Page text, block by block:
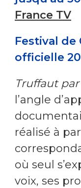
France TV
Festival de
officielle
Truffaut
l’angle
réalisé à
où seul
voix, ses